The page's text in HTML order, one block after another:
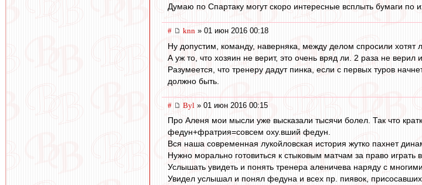
Думаю по Спартаку могут скоро интересные всплыть бумаги по
# knn » 01 июн 2016 00:18
Ну допустим, команду, наверняка, между делом спросили хотят
А уж то, что хозяин не верит, это очень вряд ли. 2 раза не
Разумеется, что тренеру дадут пинка, если с первых туров
должно быть.
# Byl » 01 июн 2016 00:15
Про Аленя мои мысли уже высказали тысячи болел. Так что
федун+фратрия=совсем оху.вший федун.
Вся наша современная лукойловская история жутко пахнет
Нужно морально готовиться к стыковым матчам за право играть
Услышать увидеть и понять тренера аленичева наряду с
Увидел услышал и понял федуна и всех пр. пиявок,